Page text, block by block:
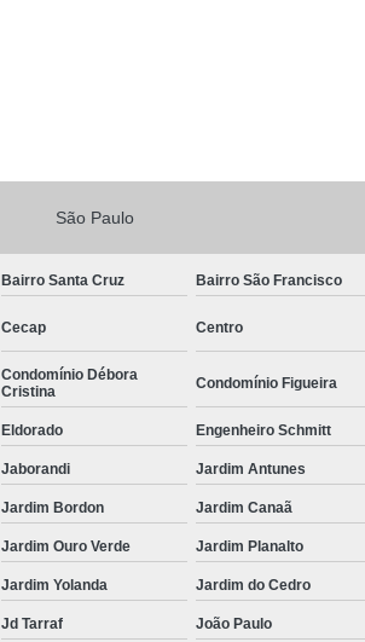
São Paulo
Bairro Santa Cruz Bairro São Francisco
Cecap Centro
Condomínio Débora
Cristina
Condomínio Figueira
Eldorado Engenheiro Schmitt
Jaborandi Jardim Antunes
Jardim Bordon Jardim Canaã
Jardim Ouro Verde Jardim Planalto
Jardim Yolanda Jardim do Cedro
Jd Tarraf João Paulo